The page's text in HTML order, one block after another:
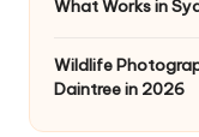
What Works in
Wildlife
Daintree in 2026